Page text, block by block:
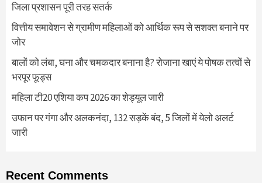
जिला प्रशासन पूरी तरह सतर्क
वित्तीय समावेशन से ग्रामीण महिलाओं को आर्थिक रूप से सशक्त बनाने पर
जोर
बालों को लंबा, घना और चमकदार बनाना है? रोजाना खाएं ये पोषक तत्वों से
भरपूर फूड्स
महिला टी20 एशिया कप 2026 का शेड्यूल जारी
उफान पर गंगा और अलकनंदा, 132 सड़कें बंद, 5 जिलों में येलो अलर्ट
जारी
Recent Comments